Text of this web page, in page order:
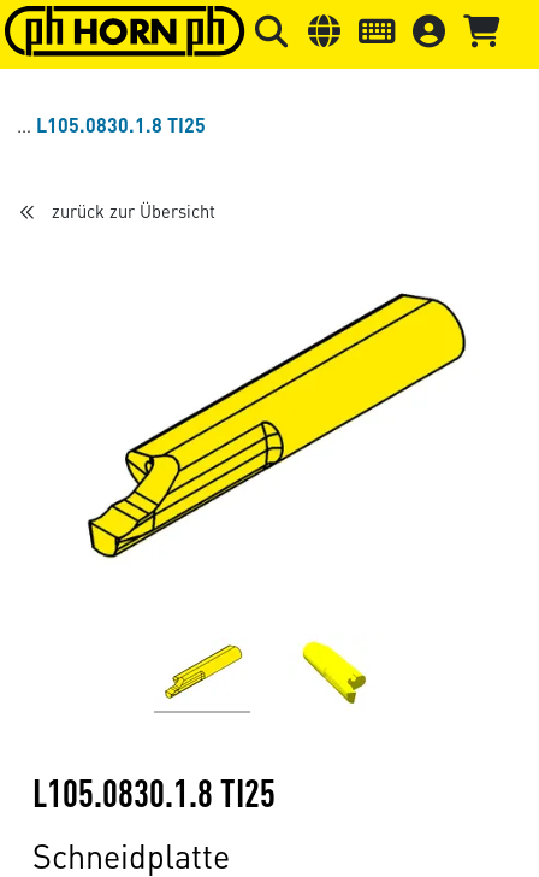
Springe zu Hauptinhalt Springe zum Header Springe
L105.0830.1.8 TI25
zurück zur Übersicht
L105.0830.1.8 TI25
Schneidplatte